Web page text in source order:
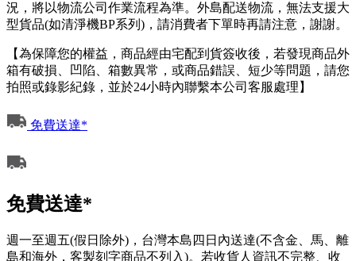
況，將以物流公司作業流程為準。外島配送物流，無法支援大
型貨品(如清淨機BP系列)，請消費者下單時再請注意，謝謝。
【為保障您的權益，商品經由宅配到貨簽收後，若發現商品外
箱有破損、凹陷、箱數異常，或商品錯誤、短少等問題，請您
拍照或錄影紀錄，並於24小時內聯繫本公司客服處理】
免費送達*
免費送達*
週一至週五(假日除外)，台灣本島四日內送達(不含金、馬、離
島和海外，客製刻字商品不列入)。若收貨人資訊不完整、收